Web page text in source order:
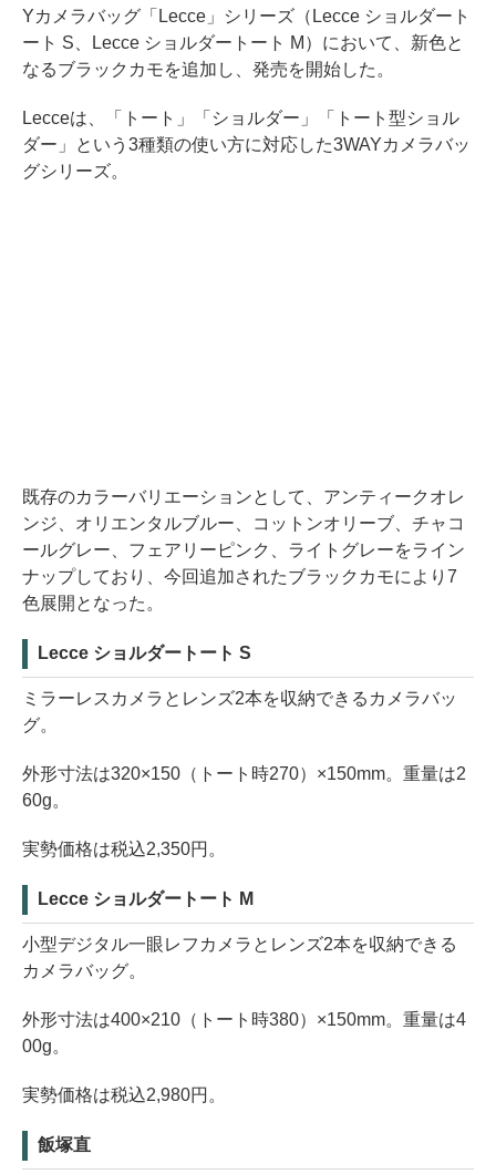
Yカメラバッグ「Lecce」シリーズ（Lecce ショルダート
ート S、Lecce ショルダートート M）において、新色と
なるブラックカモを追加し、発売を開始した。
Lecceは、「トート」「ショルダー」「トート型ショル
ダー」という3種類の使い方に対応した3WAYカメラバッ
グシリーズ。
既存のカラーバリエーションとして、アンティークオレ
ンジ、オリエンタルブルー、コットンオリーブ、チャコ
ールグレー、フェアリーピンク、ライトグレーをライン
ナップしており、今回追加されたブラックカモにより7
色展開となった。
Lecce ショルダートート S
ミラーレスカメラとレンズ2本を収納できるカメラバッ
グ。
外形寸法は320×150（トート時270）×150mm。重量は2
60g。
実勢価格は税込2,350円。
Lecce ショルダートート M
小型デジタル一眼レフカメラとレンズ2本を収納できる
カメラバッグ。
外形寸法は400×210（トート時380）×150mm。重量は4
00g。
実勢価格は税込2,980円。
飯塚直